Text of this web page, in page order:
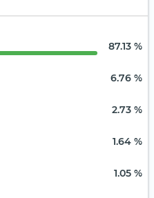
87.13 %
6.76 %
2.73 %
1.64 %
1.05 %